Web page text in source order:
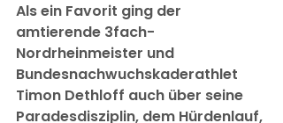
Als ein Favorit ging der
amtierende 3fach-
Nordrheinmeister und
Bundesnachwuchskaderathlet
Timon Dethloff auch über seine
Paradesdisziplin, dem Hürdenlauf,